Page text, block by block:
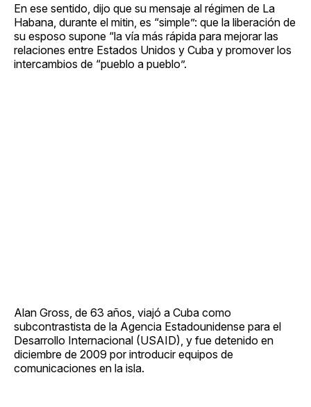
En ese sentido, dijo que su mensaje al régimen de La
Habana, durante el mitin, es “simple”: que la liberación de
su esposo supone “la vía más rápida para mejorar las
relaciones entre Estados Unidos y Cuba y promover los
intercambios de “pueblo a pueblo”.
Alan Gross, de 63 años, viajó a Cuba como
subcontrastista de la Agencia Estadounidense para el
Desarrollo Internacional (USAID), y fue detenido en
diciembre de 2009 por introducir equipos de
comunicaciones en la isla.